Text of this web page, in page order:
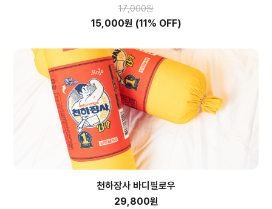
17,000원
15,000원 (11% OFF)
천하장사 바디필로우
29,800원